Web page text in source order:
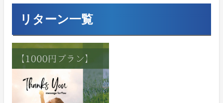
リターン一覧